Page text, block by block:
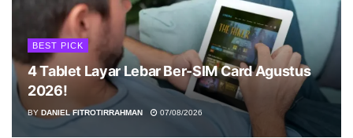
BEST PICK
4 Tablet Layar Lebar Ber-SIM Card Agustus
2026!
BY DANIEL FITROTIRRAHMAN 07/08/2026